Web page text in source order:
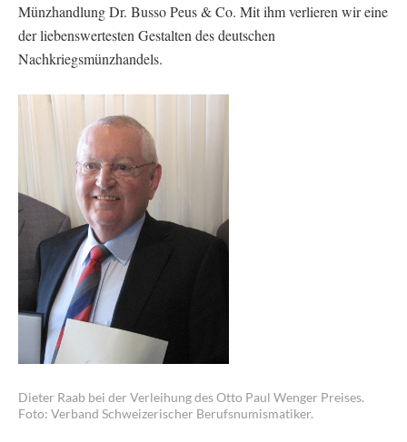
Münzhandlung Dr. Busso Peus & Co. Mit ihm verlieren wir eine
der liebenswertesten Gestalten des deutschen
Nachkriegsmünzhandels.
Dieter Raab bei der Verleihung des Otto Paul Wenger Preises.
Foto: Verband Schweizerischer Berufsnumismatiker.